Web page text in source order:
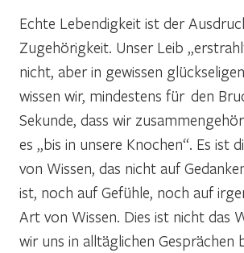
Echte Lebendigkeit ist der
Zugehörigkeit. Unser Leib
nicht, aber in gewissen
wissen wir, mindestens für den
Sekunde, dass wir
es „bis in unsere Knochen“. Es ist
von Wissen, das nicht auf
ist, noch auf Gefühle, noch auf
Art von Wissen. Dies ist nicht das
wir uns in alltäglichen Gesprächen